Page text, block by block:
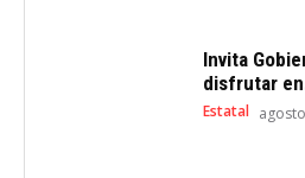
Invita
disfrutar
Estatal